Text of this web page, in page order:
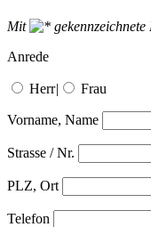
Mit
Anrede
Herr| Frau
Vorname, Name
Strasse / Nr.
PLZ, Ort
Telefon